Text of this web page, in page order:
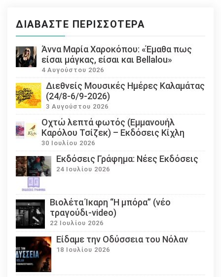
ΔΙΑΒΆΣΤΕ ΠΕΡΙΣΣΌΤΕΡΑ
Άννα Μαρία Χαροκόπου: «Έμαθα πως
είσαι μάγκας, είσαι και Bellalou»
4 Αυγούστου 2026
Διεθνείς Μουσικές Ημέρες Καλαμάτας
(24/8-6/9-2026)
3 Αυγούστου 2026
Οχτώ λεπτά φωτός (Εμμανουήλ
Καρόλου Τσίζεκ) – Εκδόσεις Κίχλη
30 Ιουλίου 2026
Εκδόσεις Γράφημα: Νέες Εκδόσεις
24 Ιουλίου 2026
Βιολέτα Ίκαρη “Η μπόρα” (νέο
τραγούδι-video)
22 Ιουλίου 2026
Eίδαμε την Οδύσσεια του Νόλαν
18 Ιουλίου 2026